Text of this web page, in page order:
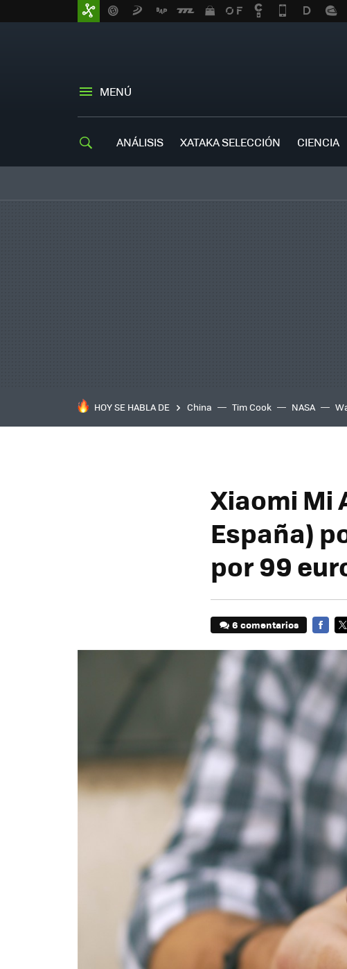
MENÚ
ANÁLISIS XATAKA SELECCIÓN CIENCIA
HOY SE HABLA DE China Tim Cook NASA
Xiaomi Mi
España)
por 99
6 comentarios